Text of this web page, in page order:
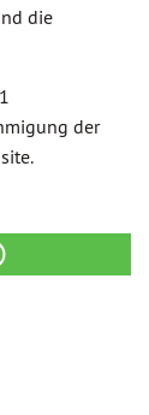
die
der